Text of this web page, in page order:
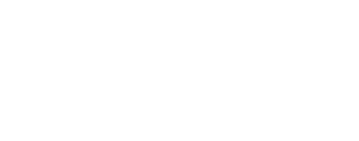
Flair